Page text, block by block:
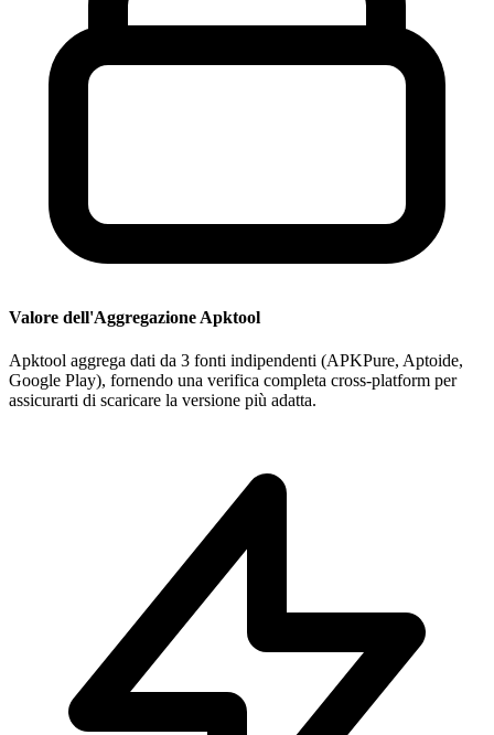
Valore dell'Aggregazione Apktool
Apktool aggrega dati da 3 fonti indipendenti (APKPure, Aptoide,
Google Play), fornendo una verifica completa cross-platform per
assicurarti di scaricare la versione più adatta.